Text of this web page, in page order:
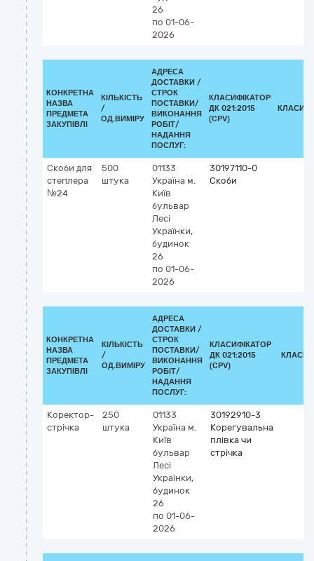
26
по 01-06-
2026
КОНКРЕТНА
НАЗВА
ПРЕДМЕТА
ЗАКУПІВЛІ
КІЛЬКІСТЬ
/
ОД.ВИМІРУ
АДРЕСА
ДОСТАВКИ /
СТРОК
ПОСТАВКИ/
ВИКОНАННЯ
РОБІТ/
НАДАННЯ
ПОСЛУГ:
КЛАСИФІКАТОР
ДК 021:2015
(CPV)
Скоби для
степлера
№24
500
штука
01133
Україна м.
Київ
бульвар
Лесі
Українки,
будинок
26
по 01-06-
2026
30197110-0
Скоби
КОНКРЕТНА
НАЗВА
ПРЕДМЕТА
ЗАКУПІВЛІ
КІЛЬКІСТЬ
/
ОД.ВИМІРУ
АДРЕСА
ДОСТАВКИ /
СТРОК
ПОСТАВКИ/
ВИКОНАННЯ
РОБІТ/
НАДАННЯ
ПОСЛУГ:
КЛАСИФІКАТОР
ДК 021:2015
(CPV)
Коректор-
стрічка
250
штука
01133
Україна м.
Київ
бульвар
Лесі
Українки,
будинок
26
по 01-06-
2026
30192910-3
Корегувальна
плівка чи
стрічка